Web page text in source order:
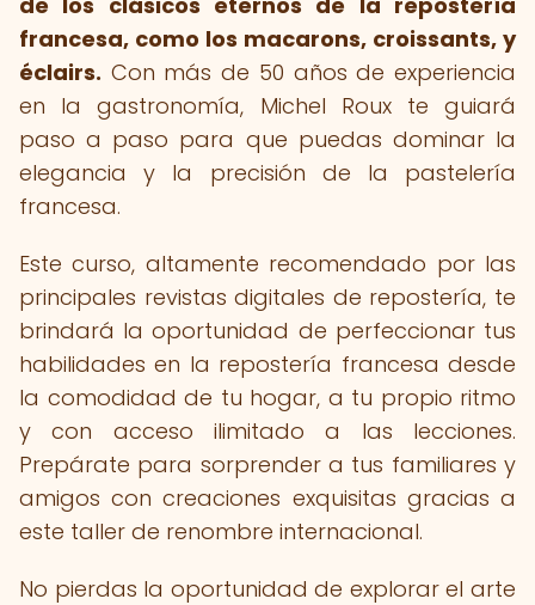
francesa, como los macarons, croissants, y
éclairs. Con más de 50 años de experiencia
en la gastronomía, Michel Roux te guiará
paso a paso para que puedas dominar la
elegancia y la precisión de la pastelería
francesa.
Este curso, altamente recomendado por las
principales revistas digitales de repostería, te
brindará la oportunidad de perfeccionar tus
habilidades en la repostería francesa desde
la comodidad de tu hogar, a tu propio ritmo
y con acceso ilimitado a las lecciones.
Prepárate para sorprender a tus familiares y
amigos con creaciones exquisitas gracias a
este taller de renombre internacional.
No pierdas la oportunidad de explorar el arte